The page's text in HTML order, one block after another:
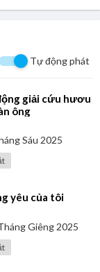
Tự động phát
giải cứu hươu
ông
Sáu 2025
yêu của tôi
Giêng 2025